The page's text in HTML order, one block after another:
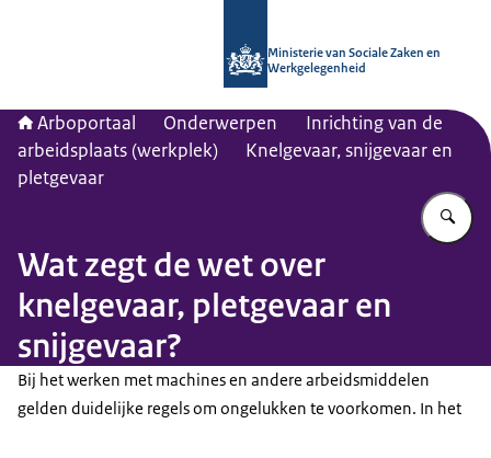
Ministerie van Sociale Zaken en
Werkgelegenheid
Arboportaal Onderwerpen
Inrichting van de
arbeidsplaats (werkplek)
Knelgevaar, snijgevaar en
pletgevaar
Wat zegt de wet over
knelgevaar, pletgevaar en
snijgevaar?
Bij het werken met machines en andere arbeidsmiddelen
gelden duidelijke regels om ongelukken te voorkomen. In het